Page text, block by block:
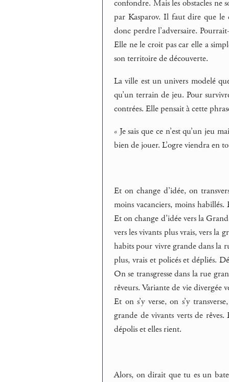
confondre. Mais les obstacles ne
par Kasparov. Il faut dire que le
donc perdre l’adversaire.
Elle ne le croit pas car elle a
son territoire de découverte.
La ville est un univers modelé
qu’un terrain de jeu. Pour
contrées. Elle pensait à cette
« Je sais que ce n’est qu’un jeu
bien de jouer. L’ogre viendra en
Et on change d’idée, on
moins vacanciers, moins
Et on change d’idée vers la
vers les vivants plus vrais, vers la
habits pour vivre grande dans la
plus, vrais et policés et dépliés.
On se transgresse dans la rue
rêveurs. Variante de vie divergée
Et on s’y verse, on s’y
grande de vivants verts de rêves.
dépolis et elles rient.
Alors, on dirait que tu es un